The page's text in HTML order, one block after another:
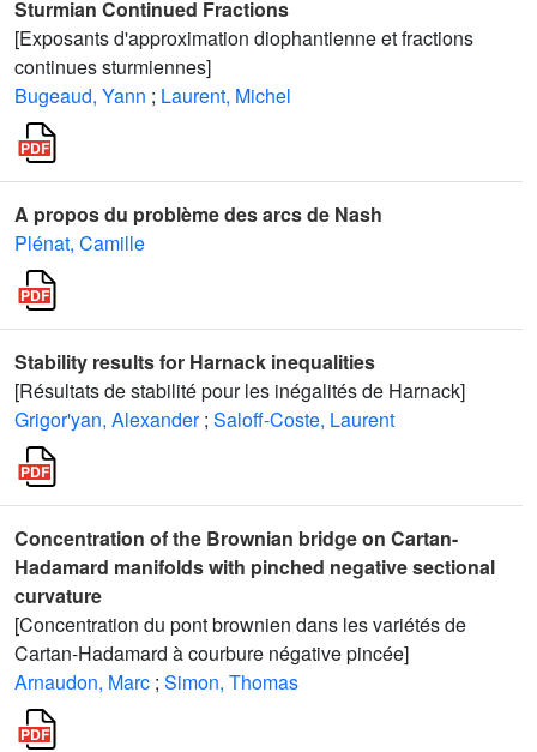
Sturmian Continued Fractions
[Exposants d'approximation diophantienne et fractions
continues sturmiennes]
Bugeaud, Yann ; Laurent, Michel
A propos du problème des arcs de Nash
Plénat, Camille
Stability results for Harnack inequalities
[Résultats de stabilité pour les inégalités de Harnack]
Grigor'yan, Alexander ; Saloff-Coste, Laurent
Concentration of the Brownian bridge on Cartan-
Hadamard manifolds with pinched negative sectional
curvature
[Concentration du pont brownien dans les variétés de
Cartan-Hadamard à courbure négative pincée]
Arnaudon, Marc ; Simon, Thomas